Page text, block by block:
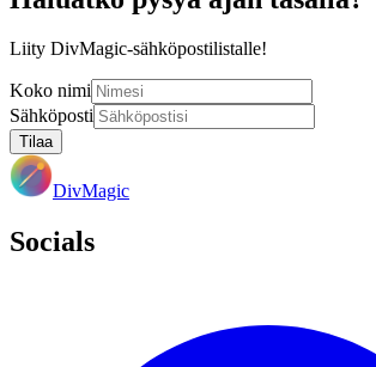
Liity DivMagic-sähköpostilistalle!
Koko nimi
Sähköposti
Tilaa
DivMagic
Socials